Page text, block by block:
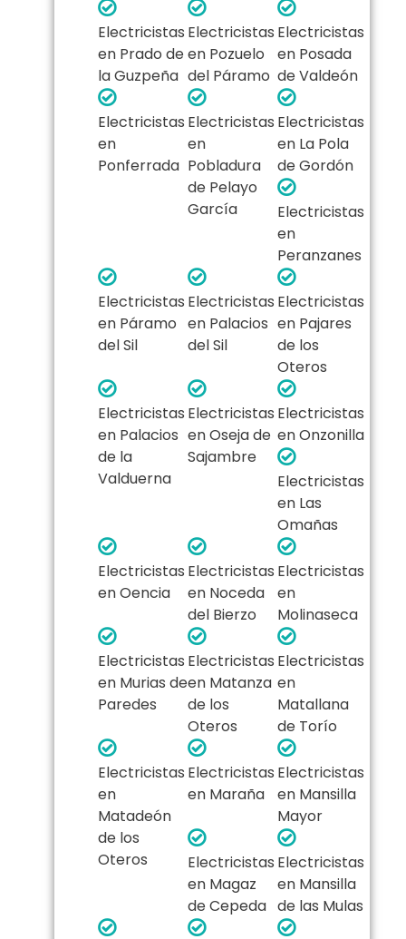
Electricistas
en Prado de
la Guzpeña
Electricistas
en Pozuelo
del Páramo
Electricistas
en Posada
de Valdeón
Electricistas
en
Ponferrada
Electricistas
en
Pobladura
de Pelayo
García
Electricistas
en La Pola
de Gordón
Electricistas
en
Peranzanes
Electricistas
en Páramo
del Sil
Electricistas
en Palacios
del Sil
Electricistas
en Pajares
de los
Oteros
Electricistas
en Palacios
de la
Valduerna
Electricistas
en Oseja de
Sajambre
Electricistas
en Onzonilla
Electricistas
en Las
Omañas
Electricistas
en Oencia
Electricistas
en Noceda
del Bierzo
Electricistas
en
Molinaseca
Electricistas
en Murias de
Paredes
Electricistas
en Matanza
de los
Oteros
Electricistas
en
Matallana
de Torío
Electricistas
en
Matadeón
de los
Oteros
Electricistas
en Maraña
Electricistas
en Mansilla
Mayor
Electricistas
en Magaz
de Cepeda
Electricistas
en Mansilla
de las Mulas